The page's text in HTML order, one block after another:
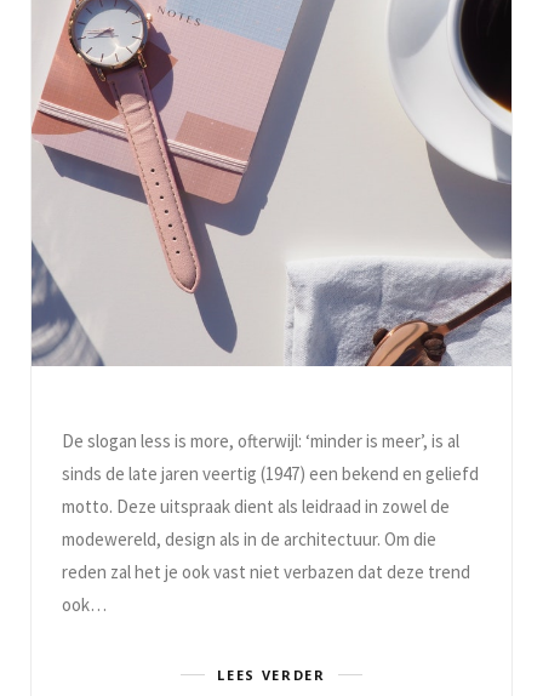
De slogan less is more, ofterwijl: ‘minder is meer’, is al
sinds de late jaren veertig (1947) een bekend en geliefd
motto. Deze uitspraak dient als leidraad in zowel de
modewereld, design als in de architectuur. Om die
reden zal het je ook vast niet verbazen dat deze trend
ook…
LEES VERDER